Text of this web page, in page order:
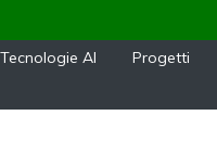
Tecnologie AI Progetti